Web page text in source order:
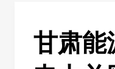
甘肃能